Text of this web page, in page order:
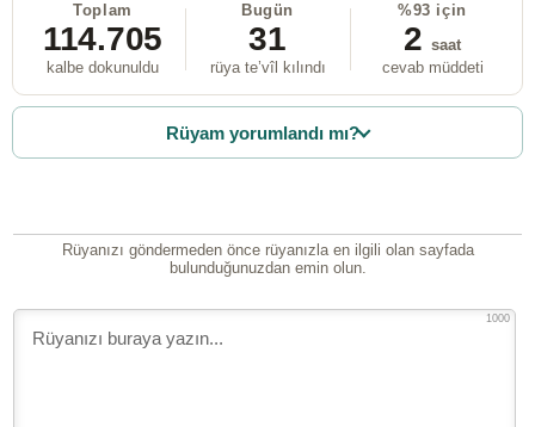
Toplam
114.705
kalbe dokunuldu
Bugün
31
rüya te’vîl kılındı
%93 için
2 saat
cevab müddeti
Rüyam yorumlandı mı?
Rüyanızı göndermeden önce rüyanızla en ilgili olan sayfada
bulunduğunuzdan emin olun.
1000